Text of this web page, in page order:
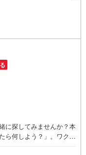
に探してみませんか？本
ら何しよう？」。ワクワ